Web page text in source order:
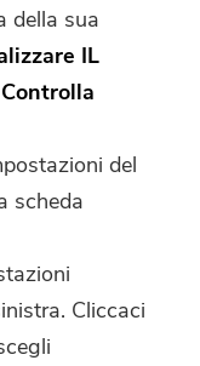
della sua
IL
Controlla
del
scheda
Cliccaci